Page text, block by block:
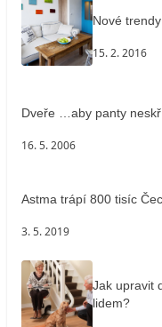
Nové
15. 2. 2016
Dveře …aby panty
16. 5. 2006
Astma trápí 800 tisíc
3. 5. 2019
Jak upravit
lidem?